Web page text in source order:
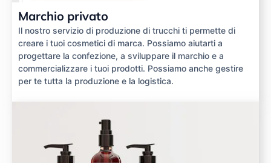
Marchio privato
Il nostro servizio di produzione di trucchi ti permette di
creare i tuoi cosmetici di marca. Possiamo aiutarti a
progettare la confezione, a sviluppare il marchio e a
commercializzare i tuoi prodotti. Possiamo anche gestire
per te tutta la produzione e la logistica.